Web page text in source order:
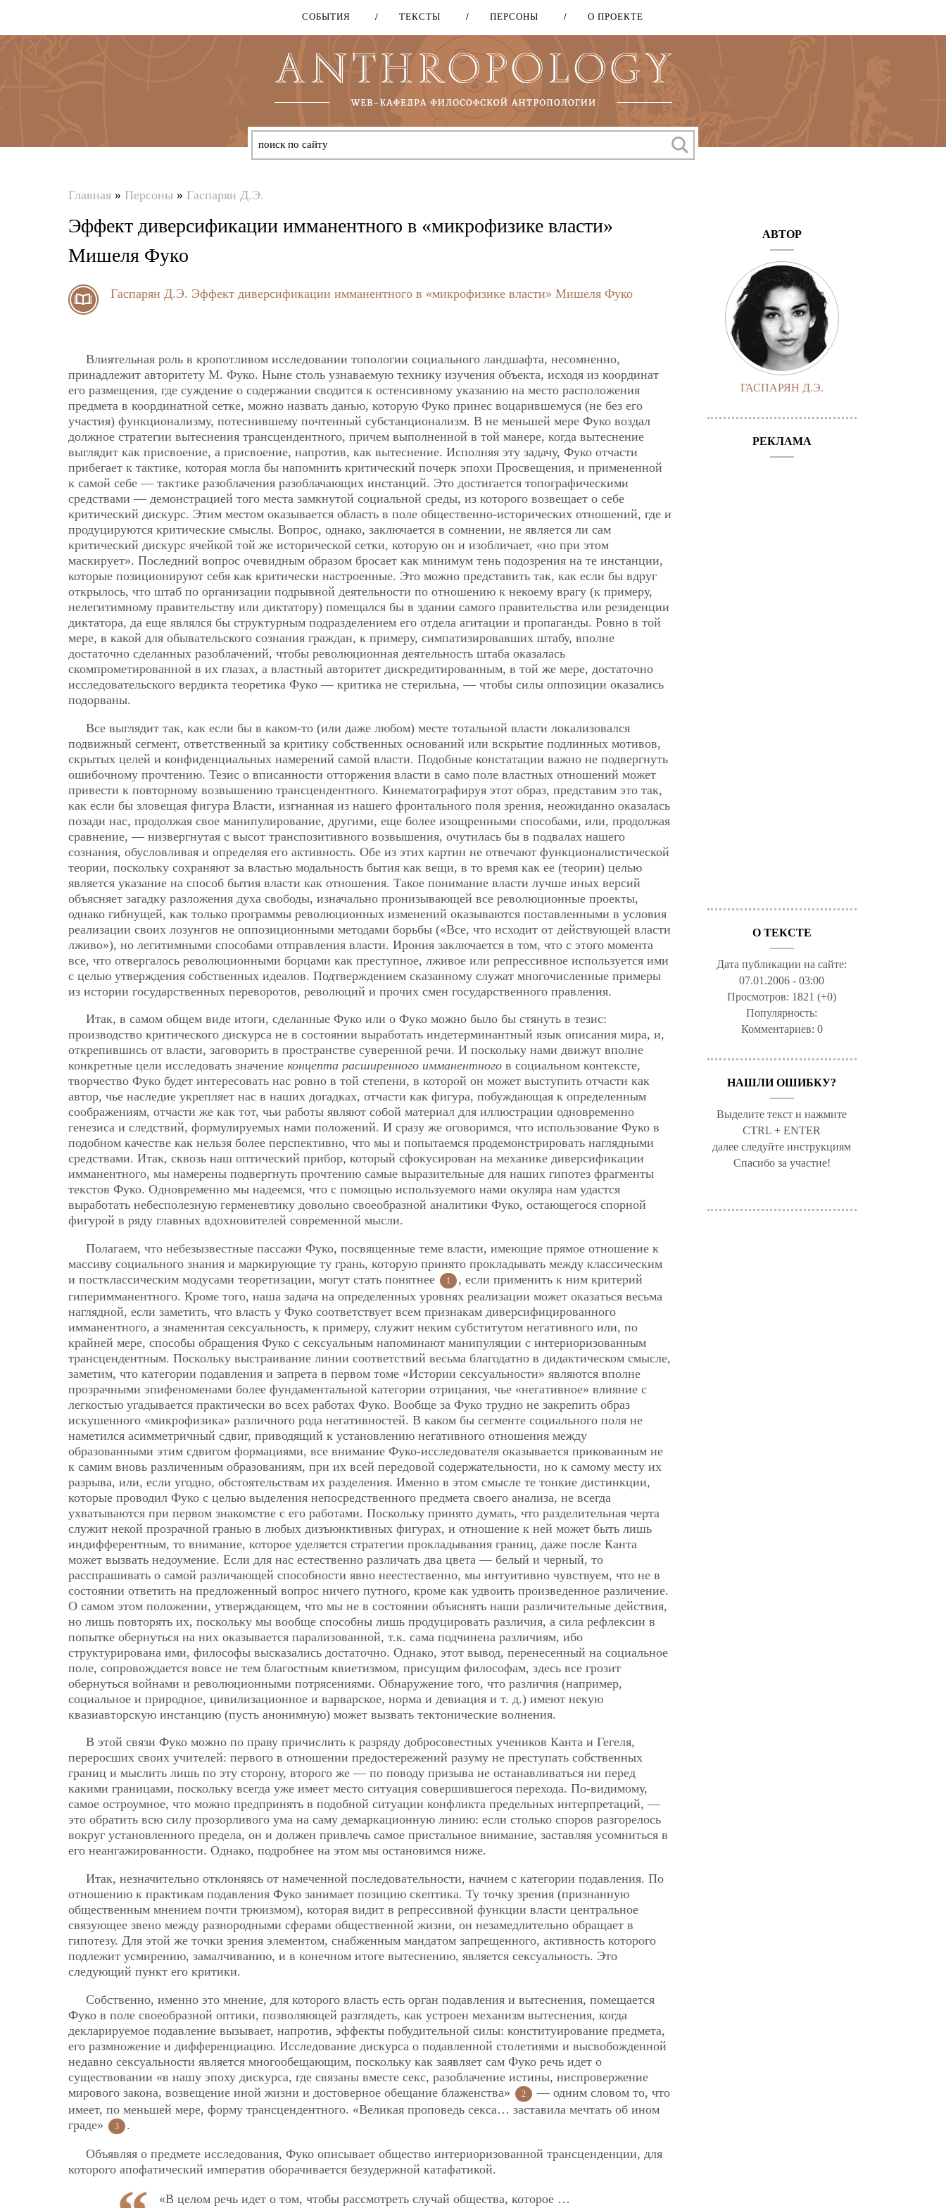
Перейти
основному
содержанию
СОБЫТИЯ ТЕКСТЫ ПЕРСОНЫ О ПРОЕКТЕ
здесь
Главная » Персоны » Гаспарян Д.Э.
Эффект диверсификации имманентного в «микрофизике власти»
Мишеля Фуко
Гаспарян Д.Э. Эффект диверсификации имманентного в «микрофизике власти» Мишеля Фуко
Влиятельная роль в кропотливом исследовании топологии социального ландшафта, несомненно,
принадлежит авторитету М. Фуко. Ныне столь узнаваемую технику изучения объекта, исходя из координат
его размещения, где суждение о содержании сводится к остенсивному указанию на место расположения
предмета в координатной сетке, можно назвать данью, которую Фуко принес воцарившемуся (не без его
участия) функционализму, потеснившему почтенный субстанционализм. В не меньшей мере Фуко воздал
должное стратегии вытеснения трансцендентного, причем выполненной в той манере, когда вытеснение
выглядит как присвоение, а присвоение, напротив, как вытеснение. Исполняя эту задачу, Фуко отчасти
прибегает к тактике, которая могла бы напомнить критический почерк эпохи Просвещения, и примененной
к самой себе — тактике разоблачения разоблачающих инстанций. Это достигается топографическими
средствами — демонстрацией того места замкнутой социальной среды, из которого возвещает о себе
критический дискурс. Этим местом оказывается область в поле общественно-исторических отношений, где и
продуцируются критические смыслы. Вопрос, однако, заключается в сомнении, не является ли сам
критический дискурс ячейкой той же исторической сетки, которую он и изобличает, «но при этом
маскирует». Последний вопрос очевидным образом бросает как минимум тень подозрения на те инстанции,
которые позиционируют себя как критически настроенные. Это можно представить так, как если бы вдруг
открылось, что штаб по организации подрывной деятельности по отношению к некоему врагу (к примеру,
нелегитимному правительству или диктатору) помещался бы в здании самого правительства или резиденции
диктатора, да еще являлся бы структурным подразделением его отдела агитации и пропаганды. Ровно в той
мере, в какой для обывательского сознания граждан, к примеру, симпатизировавших штабу, вполне
достаточно сделанных разоблачений, чтобы революционная деятельность штаба оказалась
скомпрометированной в их глазах, а властный авторитет дискредитированным, в той же мере, достаточно
исследовательского вердикта теоретика Фуко — критика не стерильна, — чтобы силы оппозиции оказались
подорваны.
Все выглядит так, как если бы в каком-то (или даже любом) месте тотальной власти локализовался
подвижный сегмент, ответственный за критику собственных оснований или вскрытие подлинных мотивов,
скрытых целей и конфиденциальных намерений самой власти. Подобные констатации важно не подвергнуть
ошибочному прочтению. Тезис о вписанности отторжения власти в само поле властных отношений может
привести к повторному возвышению трансцендентного. Кинематографируя этот образ, представим это так,
как если бы зловещая фигура Власти, изгнанная из нашего фронтального поля зрения, неожиданно оказалась
позади нас, продолжая свое манипулирование, другими, еще более изощренными способами, или, продолжая
сравнение, — низвергнутая с высот транспозитивного возвышения, очутилась бы в подвалах нашего
сознания, обусловливая и определяя его активность. Обе из этих картин не отвечают функционалистической
теории, поскольку сохраняют за властью модальность бытия как вещи, в то время как ее (теории) целью
является указание на способ бытия власти как отношения. Такое понимание власти лучше иных версий
объясняет загадку разложения духа свободы, изначально пронизывающей все революционные проекты,
однако гибнущей, как только программы революционных изменений оказываются поставленными в условия
реализации своих лозунгов не оппозиционными методами борьбы («Все, что исходит от действующей власти
лживо»), но легитимными способами отправления власти. Ирония заключается в том, что с этого момента
все, что отвергалось революционными борцами как преступное, лживое или репрессивное используется ими
с целью утверждения собственных идеалов. Подтверждением сказанному служат многочисленные примеры
из истории государственных переворотов, революций и прочих смен государственного правления.
Итак, в самом общем виде итоги, сделанные Фуко или о Фуко можно было бы стянуть в тезис:
производство критического дискурса не в состоянии выработать индетерминантный язык описания мира, и,
открепившись от власти, заговорить в пространстве суверенной речи. И поскольку нами движут вполне
конкретные цели исследовать значение концепта расширенного имманентного в социальном контексте,
творчество Фуко будет интересовать нас ровно в той степени, в которой он может выступить отчасти как
автор, чье наследие укрепляет нас в наших догадках, отчасти как фигура, побуждающая к определенным
соображениям, отчасти же как тот, чьи работы являют собой материал для иллюстрации одновременно
генезиса и следствий, формулируемых нами положений. И сразу же оговоримся, что использование Фуко в
подобном качестве как нельзя более перспективно, что мы и попытаемся продемонстрировать наглядными
средствами. Итак, сквозь наш оптический прибор, который сфокусирован на механике диверсификации
имманентного, мы намерены подвергнуть прочтению самые выразительные для наших гипотез фрагменты
текстов Фуко. Одновременно мы надеемся, что с помощью используемого нами окуляра нам удастся
выработать небесполезную герменевтику довольно своеобразной аналитики Фуко, остающегося спорной
фигурой в ряду главных вдохновителей современной мысли.
Полагаем, что небезызвестные пассажи Фуко, посвященные теме власти, имеющие прямое отношение к
массиву социального знания и маркирующие ту грань, которую принято прокладывать между классическим
и постклассическим модусами теоретизации, могут стать понятнее
1
, если применить к ним критерий
гиперимманентного. Кроме того, наша задача на определенных уровнях реализации может оказаться весьма
наглядной, если заметить, что власть у Фуко соответствует всем признакам диверсифицированного
имманентного, а знаменитая сексуальность, к примеру, служит неким субститутом негативного или, по
крайней мере, способы обращения Фуко с сексуальным напоминают манипуляции с интериоризованным
трансцендентным. Поскольку выстраивание линии соответствий весьма благодатно в дидактическом смысле,
заметим, что категории подавления и запрета в первом томе «Истории сексуальности» являются вполне
прозрачными эпифеноменами более фундаментальной категории отрицания, чье «негативное» влияние с
легкостью угадывается практически во всех работах Фуко. Вообще за Фуко трудно не закрепить образ
искушенного «микрофизика» различного рода негативностей. В каком бы сегменте социального поля не
наметился асимметричный сдвиг, приводящий к установлению негативного отношения между
образованными этим сдвигом формациями, все внимание Фуко-исследователя оказывается прикованным не
к самим вновь различенным образованиям, при их всей передовой содержательности, но к самому месту их
разрыва, или, если угодно, обстоятельствам их разделения. Именно в этом смысле те тонкие дистинкции,
которые проводил Фуко с целью выделения непосредственного предмета своего анализа, не всегда
ухватываются при первом знакомстве с его работами. Поскольку принято думать, что разделительная черта
служит некой прозрачной гранью в любых дизъюнктивных фигурах, и отношение к ней может быть лишь
индифферентным, то внимание, которое уделяется стратегии прокладывания границ, даже после Канта
может вызвать недоумение. Если для нас естественно различать два цвета — белый и черный, то
расспрашивать о самой различающей способности явно неестественно, мы интуитивно чувствуем, что не в
состоянии ответить на предложенный вопрос ничего путного, кроме как удвоить произведенное различение.
О самом этом положении, утверждающем, что мы не в состоянии объяснять наши различительные действия,
но лишь повторять их, поскольку мы вообще способны лишь продуцировать различия, а сила рефлексии в
попытке обернуться на них оказывается парализованной, т.к. сама подчинена различиям, ибо
структурирована ими, философы высказались достаточно. Однако, этот вывод, перенесенный на социальное
поле, сопровождается вовсе не тем благостным квиетизмом, присущим философам, здесь все грозит
обернуться войнами и революционными потрясениями. Обнаружение того, что различия (например,
социальное и природное, цивилизационное и варварское, норма и девиация и т. д.) имеют некую
квазиавторскую инстанцию (пусть анонимную) может вызвать тектонические волнения.
В этой связи Фуко можно по праву причислить к разряду добросовестных учеников Канта и Гегеля,
переросших своих учителей: первого в отношении предостережений разуму не преступать собственных
границ и мыслить лишь по эту сторону, второго же — по поводу призыва не останавливаться ни перед
какими границами, поскольку всегда уже имеет место ситуация совершившегося перехода. По-видимому,
самое остроумное, что можно предпринять в подобной ситуации конфликта предельных интерпретаций, —
это обратить всю силу прозорливого ума на саму демаркационную линию: если столько споров разгорелось
вокруг установленного предела, он и должен привлечь самое пристальное внимание, заставляя усомниться в
его неангажированности. Однако, подробнее на этом мы остановимся ниже.
Итак, незначительно отклоняясь от намеченной последовательности, начнем с категории подавления. По
отношению к практикам подавления Фуко занимает позицию скептика. Ту точку зрения (признанную
общественным мнением почти трюизмом), которая видит в репрессивной функции власти центральное
связующее звено между разнородными сферами общественной жизни, он незамедлительно обращает в
гипотезу. Для этой же точки зрения элементом, снабженным мандатом запрещенного, активность которого
подлежит усмирению, замалчиванию, и в конечном итоге вытеснению, является сексуальность. Это
следующий пункт его критики.
Собственно, именно это мнение, для которого власть есть орган подавления и вытеснения, помещается
Фуко в поле своеобразной оптики, позволяющей разглядеть, как устроен механизм вытеснения, когда
декларируемое подавление вызывает, напротив, эффекты побудительной силы: конституирование предмета,
его размножение и дифференциацию. Исследование дискурса о подавленной столетиями и высвобожденной
недавно сексуальности является многообещающим, поскольку как заявляет сам Фуко речь идет о
существовании «в нашу эпоху дискурса, где связаны вместе секс, разоблачение истины, ниспровержение
мирового закона, возвещение иной жизни и достоверное обещание блаженства»
2
— одним словом то, что
имеет, по меньшей мере, форму трансцендентного. «Великая проповедь секса… заставила мечтать об ином
граде»
3 .
Объявляя о предмете исследования, Фуко описывает общество интериоризованной трансценденции, для
которого апофатический императив оборачивается безудержной катафатикой.
«В целом речь идет о том, чтобы рассмотреть случай общества, которое …
АВТОР
ГАСПАРЯН Д.Э.
РЕКЛАМА
О ТЕКСТЕ
Дата публикации на сайте:
07.01.2006 - 03:00
Просмотров: 1821 (+0)
Популярность:
Комментариев: 0
НАШЛИ ОШИБКУ?
Выделите текст и нажмите
CTRL + ENTER
далее следуйте инструкциям
Спасибо за участие!